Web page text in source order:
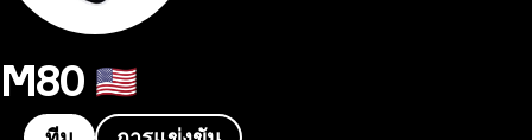
M80 🇺🇸